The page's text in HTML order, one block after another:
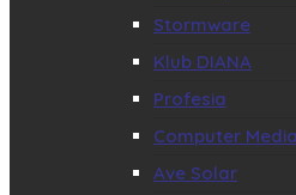
Stormware
Klub DIANA
Profesia
Computer Media
Ave Solar